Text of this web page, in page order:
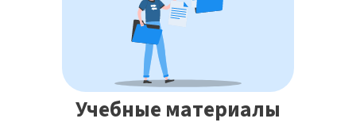
Учебные материалы